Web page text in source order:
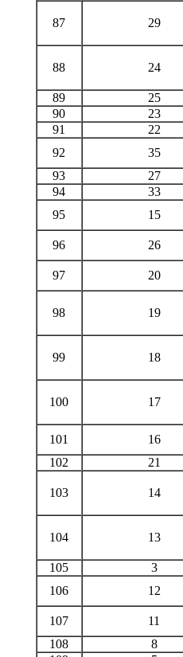
87 29
88 24
89 25
90
23
91
22
92
35
93
27
94
33
95
15
96 26
97 20
98 19
99 18
100 17
101 16
102
21
103 14
104 13
105 3
106
12
107 11
108
8